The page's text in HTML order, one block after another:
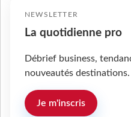
NEWSLETTER
La quotidienne pro
Débrief business,
nouveautés destinations.
Je m'inscris